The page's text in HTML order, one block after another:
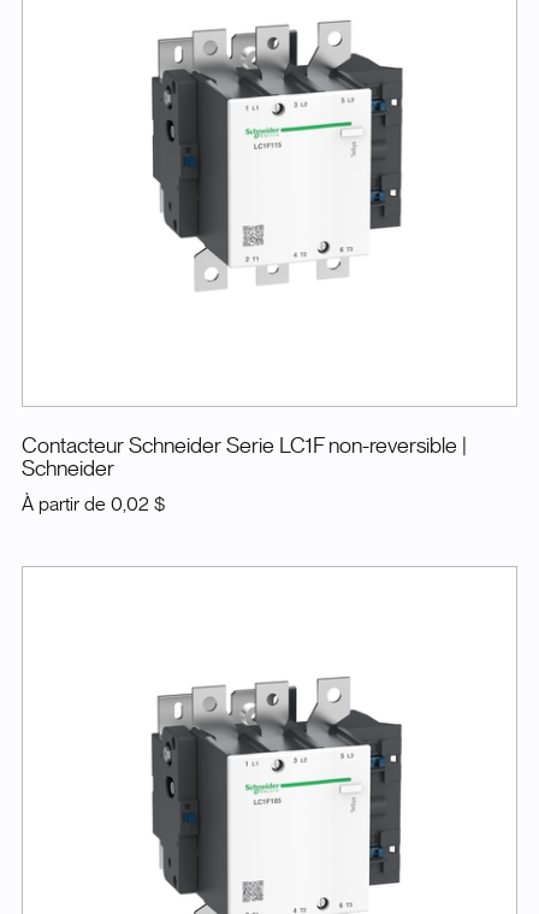
Contacteur Schneider Serie LC1F non-reversible
Schneider
À partir de 0,02 $